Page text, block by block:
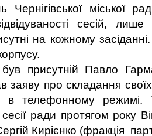
Чернігівської міської
сесій,
на кожному
присутній Павло
заяву про складання
в телефонному режимі.
ради протягом року
Кирієнко (фракція